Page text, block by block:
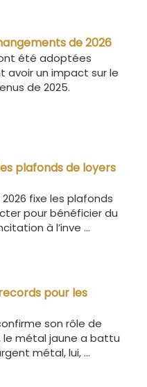
de 2026
été adoptées
avoir un impact sur le
de 2025.
plafonds de loyers
fixe les plafonds
pour bénéficier du
à l’inve ...
pour les
son rôle de
le métal jaune a battu
métal, lui, ...